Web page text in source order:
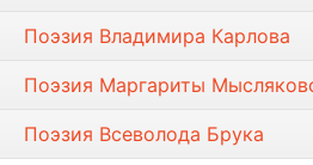
Поэзия Владимира Карлова
Поэзия Маргариты
Поэзия Всеволода Брука